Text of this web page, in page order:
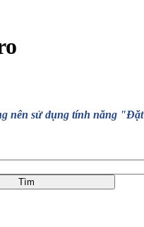
sử dụng tính năng